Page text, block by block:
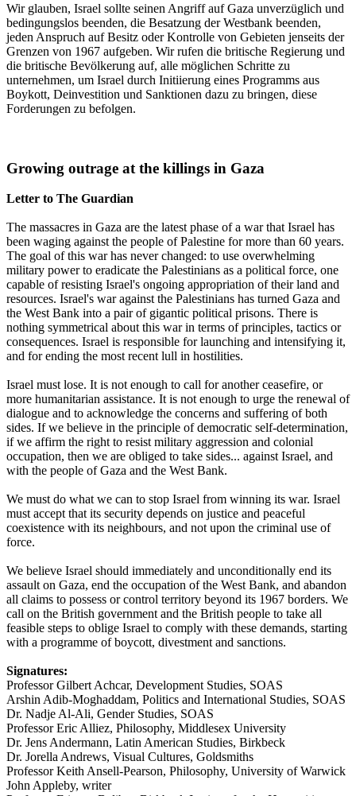
Wir glauben, Israel sollte seinen Angriff auf Gaza unverzüglich und
bedingungslos beenden, die Besatzung der Westbank beenden,
jeden Anspruch auf Besitz oder Kontrolle von Gebieten jenseits der
Grenzen von 1967 aufgeben. Wir rufen die britische Regierung und
die britische Bevölkerung auf, alle möglichen Schritte zu
unternehmen, um Israel durch Initiierung eines Programms aus
Boykott, Deinvestition und Sanktionen dazu zu bringen, diese
Forderungen zu befolgen.
Growing outrage at the killings in Gaza
Letter to The Guardian
The massacres in Gaza are the latest phase of a war that Israel has
been waging against the people of Palestine for more than 60 years.
The goal of this war has never changed: to use overwhelming
military power to eradicate the Palestinians as a political force, one
capable of resisting Israel's ongoing appropriation of their land and
resources. Israel's war against the Palestinians has turned Gaza and
the West Bank into a pair of gigantic political prisons. There is
nothing symmetrical about this war in terms of principles, tactics or
consequences. Israel is responsible for launching and intensifying it,
and for ending the most recent lull in hostilities.
Israel must lose. It is not enough to call for another ceasefire, or
more humanitarian assistance. It is not enough to urge the renewal of
dialogue and to acknowledge the concerns and suffering of both
sides. If we believe in the principle of democratic self-determination,
if we affirm the right to resist military aggression and colonial
occupation, then we are obliged to take sides... against Israel, and
with the people of Gaza and the West Bank.
We must do what we can to stop Israel from winning its war. Israel
must accept that its security depends on justice and peaceful
coexistence with its neighbours, and not upon the criminal use of
force.
We believe Israel should immediately and unconditionally end its
assault on Gaza, end the occupation of the West Bank, and abandon
all claims to possess or control territory beyond its 1967 borders. We
call on the British government and the British people to take all
feasible steps to oblige Israel to comply with these demands, starting
with a programme of boycott, divestment and sanctions.
Signatures:
Professor Gilbert Achcar, Development Studies, SOAS
Arshin Adib-Moghaddam, Politics and International Studies, SOAS
Dr. Nadje Al-Ali, Gender Studies, SOAS
Professor Eric Alliez, Philosophy, Middlesex University
Dr. Jens Andermann, Latin American Studies, Birkbeck
Dr. Jorella Andrews, Visual Cultures, Goldsmiths
Professor Keith Ansell-Pearson, Philosophy, University of Warwick
John Appleby, writer